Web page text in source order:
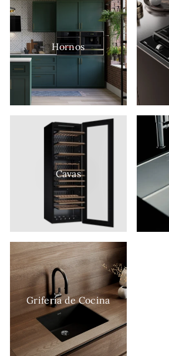
Hornos
Cavas
Grifería de Cocina